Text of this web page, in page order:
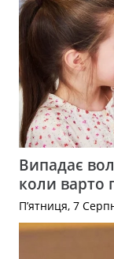
Випадає
коли варто
П’ятниця, 7